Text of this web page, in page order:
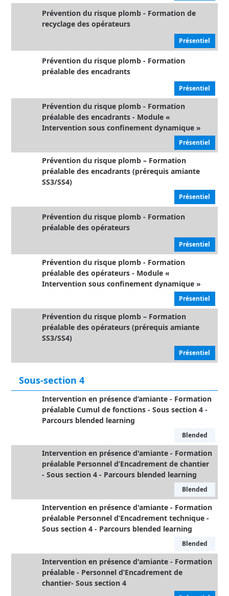
Prévention du risque plomb - Formation de
recyclage des opérateurs
Présentiel
Prévention du risque plomb - Formation
préalable des encadrants
Présentiel
Prévention du risque plomb - Formation
préalable des encadrants - Module «
Intervention sous confinement dynamique »
Présentiel
Prévention du risque plomb – Formation
préalable des encadrants (prérequis amiante
SS3/SS4)
Présentiel
Prévention du risque plomb - Formation
préalable des opérateurs
Présentiel
Prévention du risque plomb - Formation
préalable des opérateurs - Module «
Intervention sous confinement dynamique »
Présentiel
Prévention du risque plomb – Formation
préalable des opérateurs (prérequis amiante
SS3/SS4)
Présentiel
Sous-section 4
Intervention en présence d’amiante - Formation
préalable Cumul de fonctions - Sous section 4 -
Parcours blended learning
Blended
Intervention en présence d'amiante - Formation
préalable Personnel d’Encadrement de chantier
- Sous section 4 - Parcours blended learning
Blended
Intervention en présence d'amiante - Formation
préalable Personnel d’Encadrement technique -
Sous section 4 - Parcours blended learning
Blended
Intervention en présence d'amiante - Formation
préalable - Personnel d’Encadrement de
chantier- Sous section 4